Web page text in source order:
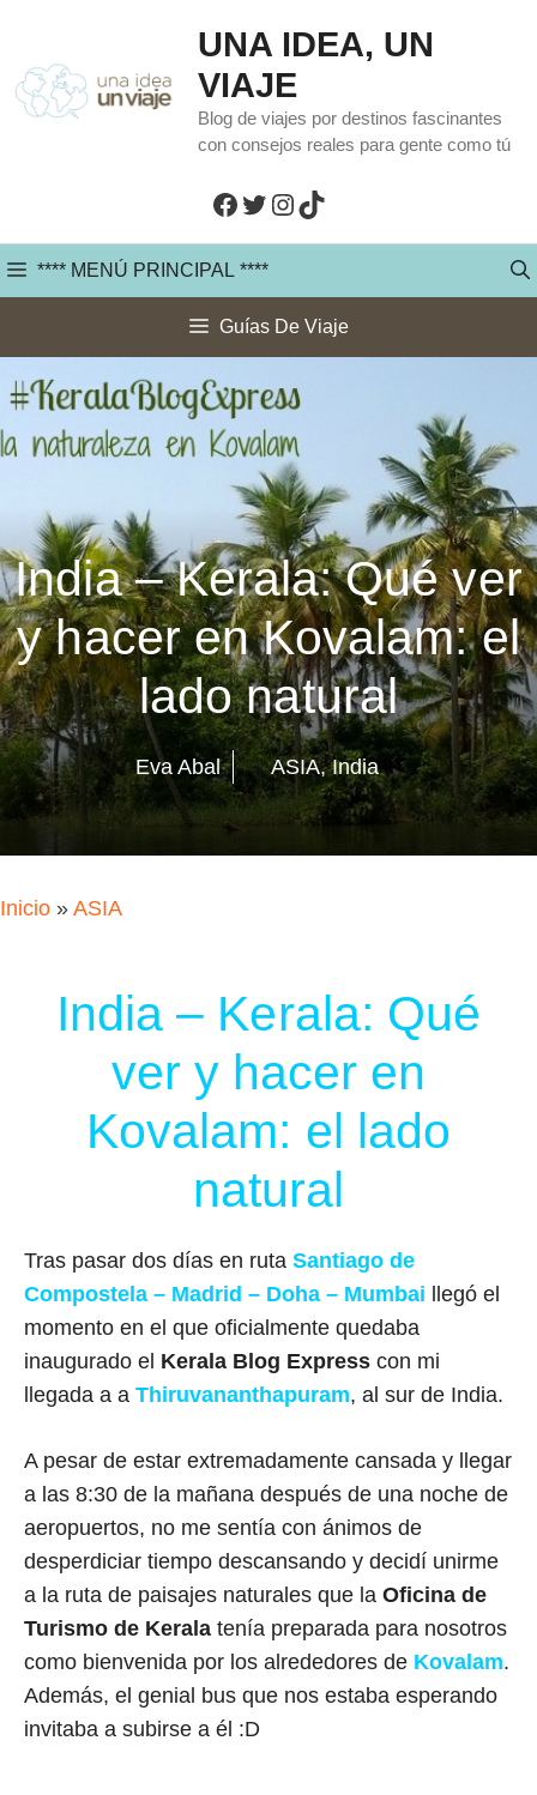
contenido
UNA IDEA, UN
VIAJE
Blog de viajes por destinos fascinantes
con consejos reales para gente como tú
Facebook
Twitter
Instagram
TikTok
**** MENÚ PRINCIPAL ****
Guías De Viaje
India – Kerala: Qué ver
y hacer en Kovalam: el
lado natural
Eva Abal ASIA,India
Inicio » ASIA
India – Kerala: Qué
ver y hacer en
Kovalam: el lado
natural
Tras pasar dos días en ruta Santiago de
Compostela – Madrid – Doha – Mumbai
llegó el
momento en el que oficialmente quedaba
inaugurado el Kerala Blog Express con mi
llegada a a Thiruvananthapuram, al sur de India.
A pesar de estar extremadamente cansada y llegar
a las 8:30 de la mañana después de una noche de
aeropuertos, no me sentía con ánimos de
desperdiciar tiempo descansando y decidí unirme
a la ruta de paisajes naturales que la Oficina de
Turismo de Kerala tenía preparada para nosotros
como bienvenida por los alrededores de Kovalam.
Además, el genial bus que nos estaba esperando
invitaba a subirse a él :D